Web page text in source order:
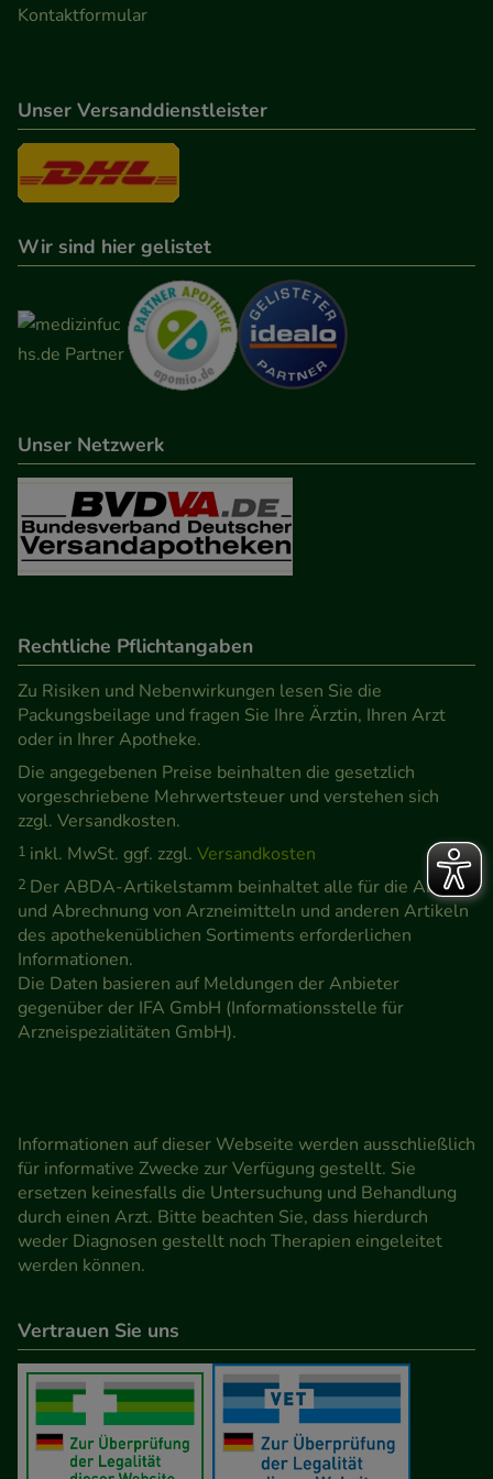
Kontaktformular
Unser Versanddienstleister
Wir sind hier gelistet
Unser Netzwerk
Rechtliche Pflichtangaben
Zu Risiken und Nebenwirkungen lesen Sie die
Packungsbeilage und fragen Sie Ihre Ärztin, Ihren Arzt
oder in Ihrer Apotheke.
Die angegebenen Preise beinhalten die gesetzlich
vorgeschriebene Mehrwertsteuer und verstehen sich
zzgl. Versandkosten.
1 inkl. MwSt. ggf. zzgl. Versandkosten
2 Der ABDA-Artikelstamm beinhaltet alle für die Abgabe
und Abrechnung von Arzneimitteln und anderen Artikeln
des apothekenüblichen Sortiments erforderlichen
Informationen.
Die Daten basieren auf Meldungen der Anbieter
gegenüber der IFA GmbH (Informationsstelle für
Arzneispezialitäten GmbH).
Informationen auf dieser Webseite werden ausschließlich
für informative Zwecke zur Verfügung gestellt. Sie
ersetzen keinesfalls die Untersuchung und Behandlung
durch einen Arzt. Bitte beachten Sie, dass hierdurch
weder Diagnosen gestellt noch Therapien eingeleitet
werden können.
Vertrauen Sie uns